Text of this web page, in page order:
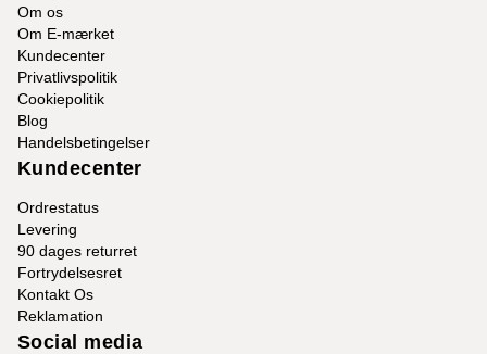
Om os
Om E-mærket
Kundecenter
Privatlivspolitik
Cookiepolitik
Blog
Handelsbetingelser
Kundecenter
Ordrestatus
Levering
90 dages returret
Fortrydelsesret
Kontakt Os
Reklamation
Social media